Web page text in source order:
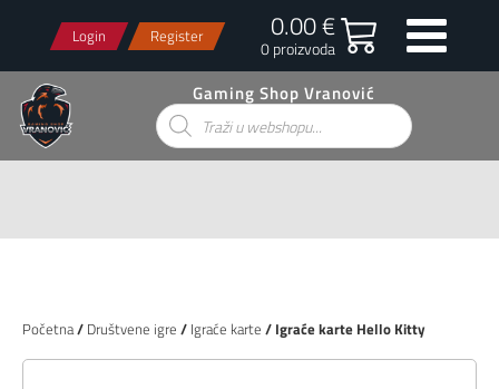
Login Register 0.00 €
0 proizvoda
Gaming Shop Vranović
Products
search
Početna/ Društvene igre / Igraće karte / Igraće karte Hello Kitty